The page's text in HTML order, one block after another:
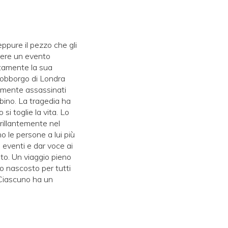
il pezzo che gli
un evento
la sua
di Londra
assassinati
La tragedia ha
si toglie la vita. Lo
nel
le persone a lui più
eventi e dar voce ai
Un viaggio pieno
nascosto per tutti
ha un